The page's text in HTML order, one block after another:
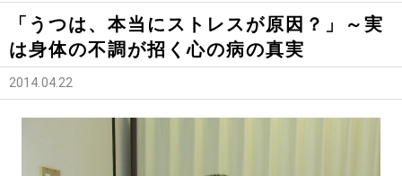
「うつは、本当にストレスが原因？」～実
は身体の不調が招く心の病の真実
2014.04.22